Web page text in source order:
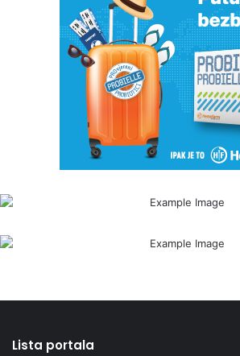
Lista portala